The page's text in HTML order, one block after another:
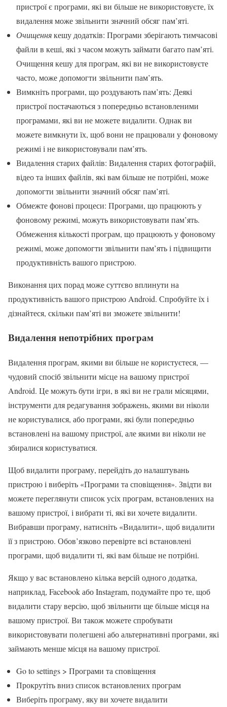
пристрої є програми, які ви більше не використовуєте, їх
видалення може звільнити значний обсяг пам’яті.
Очищеннякешу додатків: Програми зберігають тимчасові
файли в кеші, які з часом можуть займати багато пам’яті.
Очищення кешу для програм, які ви не використовуєте
часто, може допомогти звільнити пам’ять.
Вимкніть програми, що роздувають пам’ять: Деякі
пристрої постачаються з попередньо встановленими
програмами, які ви не можете видалити. Однак ви
можете вимкнути їх, щоб вони не працювали у фоновому
режимі і не використовували пам’ять.
Видалення старих файлів: Видалення старих фотографій,
відео та інших файлів, які вам більше не потрібні, може
допомогти звільнити значний обсяг пам’яті.
Обмежте фонові процеси: Програми, що працюють у
фоновому режимі, можуть використовувати пам’ять.
Обмеження кількості програм, що працюють у фоновому
режимі, може допомогти звільнити пам’ять і підвищити
продуктивність вашого пристрою.
Виконання цих порад може суттєво вплинути на
продуктивність вашого пристрою Android. Спробуйте їх і
дізнайтеся, скільки пам’яті ви зможете звільнити!
Видалення непотрібних програм
Видалення програм, якими ви більше не користуєтеся, —
чудовий спосіб звільнити місце на вашому пристрої
Android. Це можуть бути ігри, в які ви не грали місяцями,
інструменти для редагування зображень, якими ви ніколи
не користувалися, або програми, які були попередньо
встановлені на вашому пристрої, але якими ви ніколи не
збиралися користуватися.
Щоб видалити програму, перейдіть до налаштувань
пристрою і виберіть «Програми та сповіщення». Звідти ви
можете переглянути список усіх програм, встановлених на
вашому пристрої, і вибрати ті, які ви хочете видалити.
Вибравши програму, натисніть «Видалити», щоб видалити
її з пристрою. Обов’язково перевірте всі встановлені
програми, щоб видалити ті, які вам більше не потрібні.
Якщо у вас встановлено кілька версій одного додатка,
наприклад, Facebook або Instagram, подумайте про те, щоб
видалити стару версію, щоб звільнити ще більше місця на
вашому пристрої. Ви також можете спробувати
використовувати полегшені або альтернативні програми, які
займають менше місця на вашому пристрої.
Go to settings > Програми та сповіщення
Прокрутіть вниз список встановлених програм
Виберіть програму, яку ви хочете видалити